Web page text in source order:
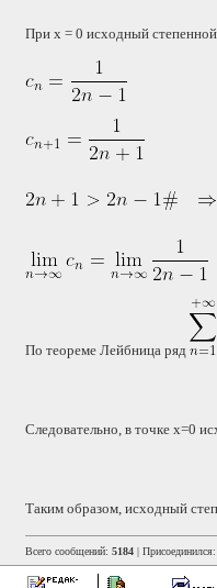
При x = 0 исходный
По теореме Лейбница ряд
Следовательно, в точке x=0
Таким образом, исходный
Всего сообщений: 5184| Присоединился: